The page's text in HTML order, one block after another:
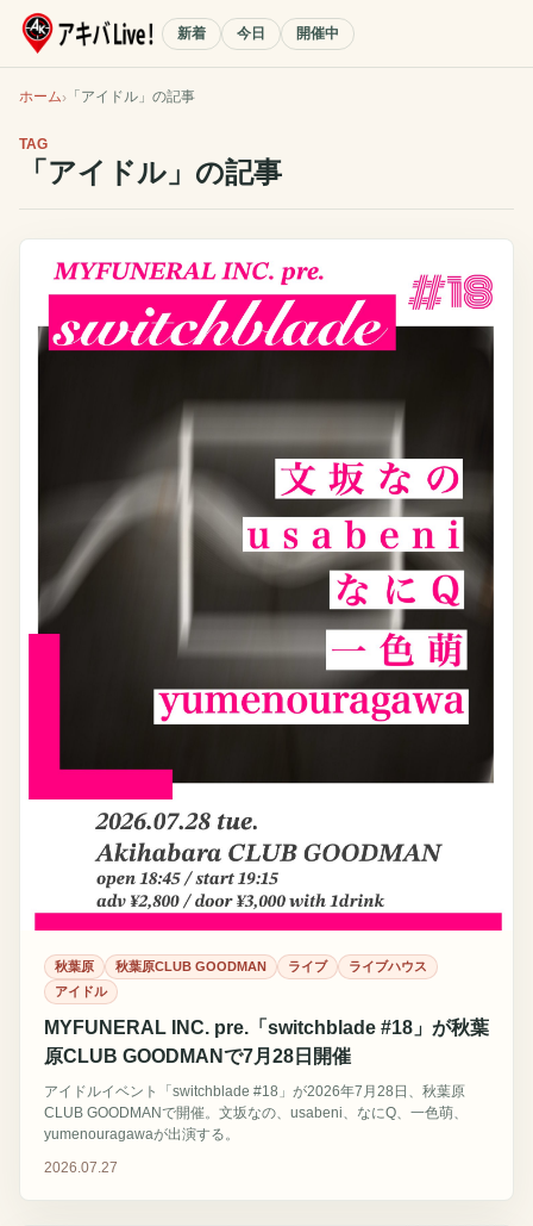
新着 今日 開催中
ホーム 「 アイドル 」の記事
TAG
「 アイドル 」の記事
秋葉原 秋葉原CLUB GOODMAN ライブ
ライブハウス
アイドル
MYFUNERAL INC. pre.「switchblade #18」が秋葉
原CLUB GOODMANで7月28日開催
アイドルイベント「switchblade #18」が2026年7月28日、秋葉原
CLUB GOODMANで開催。文坂なの、usabeni、なにQ、一色萌、
yumenouragawaが出演する。
2026.07.27